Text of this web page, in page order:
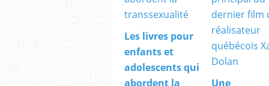
Les livres pour
enfants et
adolescents qui
abordent la
Une